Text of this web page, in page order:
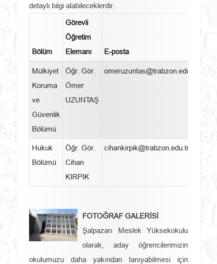
detaylı bilgi alabileceklerdir.
Bölüm
Görevli
Öğretim
Elemanı
E-posta
Mülkiyet
Koruma
ve
Güvenlik
Bölümü
Öğr. Gör.
Ömer
UZUNTAŞ
omeruzuntas@trabzon.edu.tr
Hukuk
Bölümü
Öğr. Gör.
Cihan
KIRPIK
cihankirpik@trabzon.edu.tr
FOTOĞRAF GALERİSİ
Şalpazarı Meslek Yüksekokulu
olarak, aday öğrencilerimizin
okulumuzu daha yakından tanıyabilmesi için